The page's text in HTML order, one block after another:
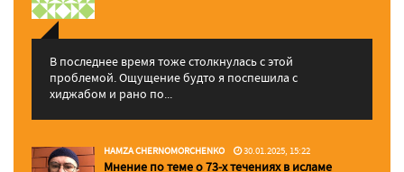
В последнее время тоже столкнулась с этой
проблемой. Ощущение будто я поспешила с
хиджабом и рано по...
HAMZA CHERNOMORCHENKO 30.01.2025, 15:22
Мнение по теме о 73-х течениях в исламе